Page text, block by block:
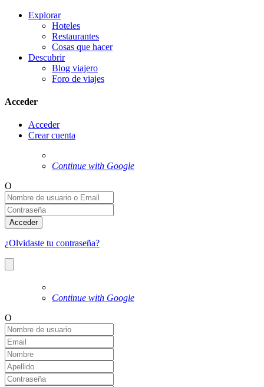
Explorar
Hoteles
Restaurantes
Cosas que hacer
Descubrir
Blog viajero
Foro de viajes
Acceder
Acceder
Crear cuenta
Continue with Google
O
Acceder
¿Olvidaste tu contraseña?
Continue with Google
O